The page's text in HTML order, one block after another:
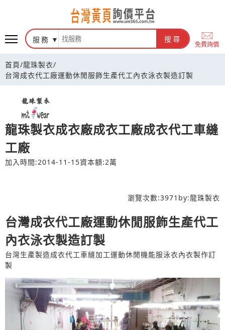
台灣黃頁詢價平台
服務 搜尋
免費詢價
首頁/龍珠製衣/
台灣成衣代工廠運動休閒服飾生產代工內衣泳衣製造訂製
龍珠製衣成衣廠成衣工廠成衣代工車縫
工廠
加入時間:2014-11-15資本額:2萬
瀏覽次數:3971 by:龍珠製衣
台灣成衣代工廠運動休閒服飾生產代工
內衣泳衣製造訂製
台灣生產製造成衣代工車縫加工運動休閒機能服泳衣內衣製作訂
製